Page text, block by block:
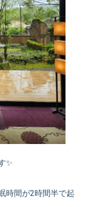
✨
時間が2時間半で起